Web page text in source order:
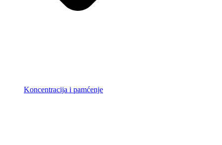
Koncentracija i pamćenje